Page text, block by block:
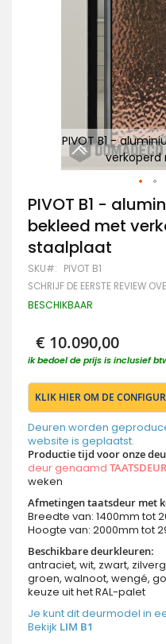
PIVOT B1 -
verkoperd
Ga
naar
het
begin
van
de
afbeeldingen-
PIVOT B1 -
bekleed met
staalplaat
SKU PIVOT B1
SCHRIJF DE EERSTE REVIEW
BESCHIKBAAR
€ 10.090,00
ik bedoel de prijs is inclusief
KLIK HIER OM DE
Deuren worden
website is geplaatst.
Productie tijd voor onze
deur genaamd TAATSDEUR
weken
Afmetingen taatsdeur met
Breedte van: 1400mm tot
Hoogte van: 2000mm tot
Beschikbare deurkleuren:
antraciet, wit, zwart,
groen, walnoot, wengé,
keuze uit het RAL-palet
Je kunt dit deurmodel in
Bekijk LIM B1